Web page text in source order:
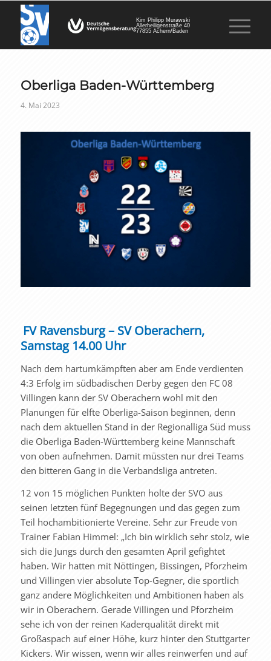
Kim Philipp Murawski
Allerheiligenstraße 40
77855 Achern/Baden
Oberliga Baden-Württemberg
4. Mai 2023
FV Ravensburg – SV Oberachern,
Samstag 14.00 Uhr
Nach dem hartumkämpften aber am Ende verdienten
4:3 Erfolg im südbadischen Derby gegen den FC 08
Villingen kann der SV Oberachern wohl mit den
Planungen für elfte Oberliga-Saison beginnen, denn
nach dem aktuellen Stand in der Regionalliga Süd muss
die Oberliga Baden-Württemberg keine Mannschaft
von oben aufnehmen. Damit müssten nur drei Teams
den bitteren Gang in die Verbandsliga antreten.
12 von 15 möglichen Punkten holte der SVO aus
seinen letzten fünf Begegnungen und das gegen zum
Teil hochambitionierte Vereine. Sehr zur Freude von
Trainer Fabian Himmel: „Ich bin wirklich sehr stolz, wie
sich die Jungs durch den gesamten April gefightet
haben. Wir hatten mit Nöttingen, Bissingen, Pforzheim
und Villingen vier absolute Top-Gegner, die sportlich
ganz andere Möglichkeiten und Ambitionen haben als
wir in Oberachern. Gerade Villingen und Pforzheim
sehe ich von der reinen Kaderqualität direkt mit
Großaspach auf einer Höhe, kurz hinter den Stuttgarter
Kickers. Wir wissen, wenn wir alles reinwerfen und auf